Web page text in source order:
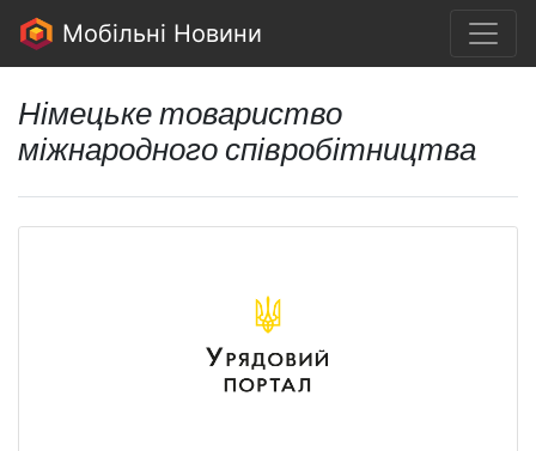
Мобільні Новини
Німецьке товариство
міжнародного співробітництва